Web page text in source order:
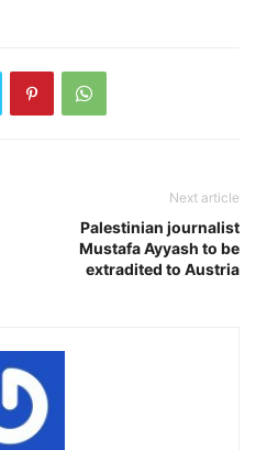
Next article
Palestinian journalist
Mustafa Ayyash to be
extradited to Austria